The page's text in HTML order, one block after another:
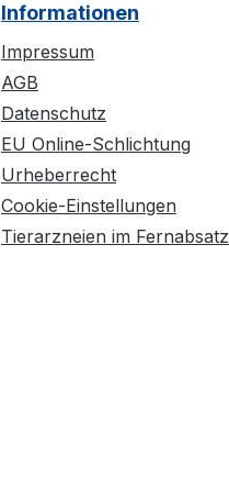
Informationen
Impressum
AGB
Datenschutz
EU Online-Schlichtung
Urheberrecht
Cookie-Einstellungen
Tierarzneien im Fernabsatz